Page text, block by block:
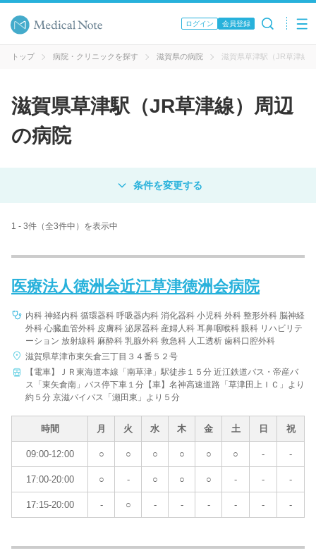
ログイン 会員登録
トップ 病院・クリニックを探す 滋賀県の病院 滋賀県草津駅（JR草津線
滋賀県草津駅（JR草津線）周辺
の病院
病院 クリニック
病名 / 診療科目
病院名
条件を変更する
1 - 3件（全3件中）を表示中
医療法人徳洲会近江草津徳洲会病院
内科 神経内科 循環器科 呼吸器内科 消化器科 小児科 外科 整形外科 脳神経
外科 心臓血管外科 皮膚科 泌尿器科 産婦人科 耳鼻咽喉科 眼科 リハビリテ
ーション 放射線科 麻酔科 乳腺外科 救急科 人工透析 歯科口腔外科
滋賀県草津市東矢倉三丁目３４番５２号
【電車】ＪＲ東海道本線「南草津」駅徒歩１５分 近江鉄道バス・帝産バ
ス「東矢倉南」バス停下車１分【車】名神高速道路「草津田上ＩＣ」より
約５分 京滋バイパス「瀬田東」より５分
時間 月 火 水 木 金 土 日 祝
09:00-12:00 ○ ○ ○ ○ ○ ○ - -
17:00-20:00 ○ - ○ ○ ○ - - -
17:15-20:00 - ○ - - - - - -